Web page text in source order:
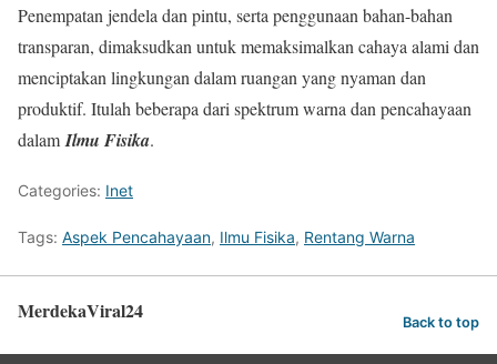
Penempatan jendela dan pintu, serta penggunaan bahan-bahan
transparan, dimaksudkan untuk memaksimalkan cahaya alami dan
menciptakan lingkungan dalam ruangan yang nyaman dan
produktif. Itulah beberapa dari spektrum warna dan pencahayaan
dalam Ilmu Fisika.
Categories: Inet
Tags: Aspek Pencahayaan, Ilmu Fisika, Rentang Warna
MerdekaViral24 Back to top